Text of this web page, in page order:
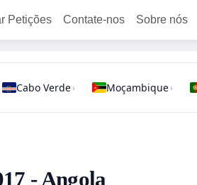
Petições Contate-nos Sobre nós
Cabo Verde› Moçambique›
- Angola